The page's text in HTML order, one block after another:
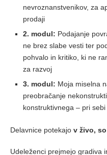
nevroznanstvenikov, za
prodaji
2. modul: Podajanje
ne brez slabe vesti ter
pohvalo in kritiko, ki ne
za razvoj
3. modul: Moja miselna
preobračanje
konstruktivnega – pri
Delavnice potekajo v živo,
Udeleženci prejmejo gradiva